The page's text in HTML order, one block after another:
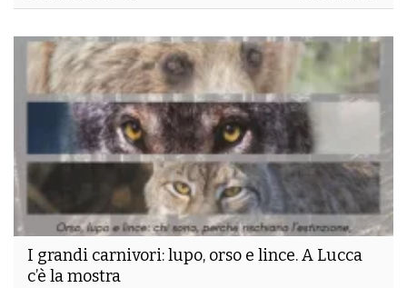
I grandi carnivori: lupo, orso e lince. A Lucca
c’è la mostra